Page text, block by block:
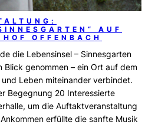
AUF
OFFENBACH
die Lebensinsel – Sinnesgarten
Blick genommen – ein Ort auf dem
Leben miteinander verbindet.
Begegnung 20 Interessierte
um die Auftaktveranstaltung
erfüllte die sanfte Musik